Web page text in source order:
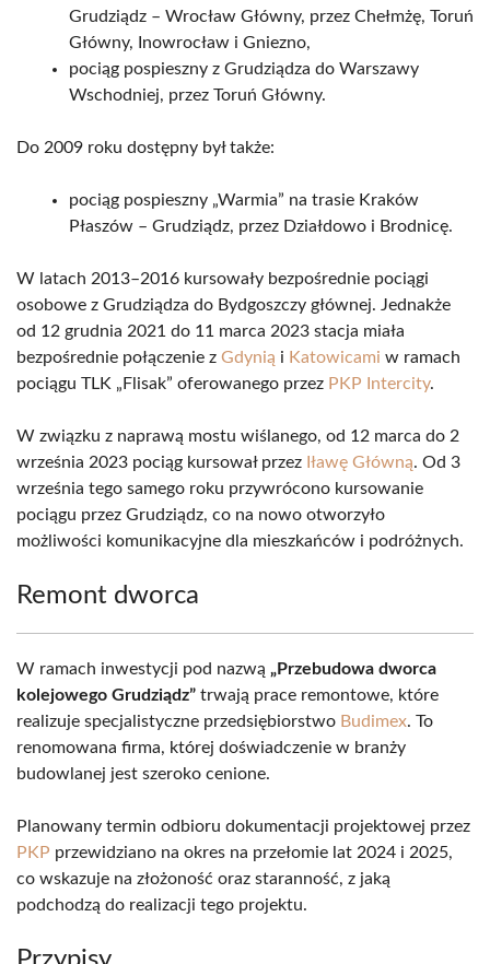
Grudziądz – Wrocław Główny, przez Chełmżę, Toruń
Główny, Inowrocław i Gniezno,
pociąg pospieszny z Grudziądza do Warszawy
Wschodniej, przez Toruń Główny.
Do 2009 roku dostępny był także:
pociąg pospieszny „Warmia” na trasie Kraków
Płaszów – Grudziądz, przez Działdowo i Brodnicę.
W latach 2013–2016 kursowały bezpośrednie pociągi
osobowe z Grudziądza do Bydgoszczy głównej. Jednakże
od 12 grudnia 2021 do 11 marca 2023 stacja miała
bezpośrednie połączenie z Gdynią i Katowicami w ramach
pociągu TLK „Flisak” oferowanego przez PKP Intercity.
W związku z naprawą mostu wiślanego, od 12 marca do 2
września 2023 pociąg kursował przez Iławę Główną. Od 3
września tego samego roku przywrócono kursowanie
pociągu przez Grudziądz, co na nowo otworzyło
możliwości komunikacyjne dla mieszkańców i podróżnych.
Remont dworca
W ramach inwestycji pod nazwą „Przebudowa dworca
kolejowego Grudziądz” trwają prace remontowe, które
realizuje specjalistyczne przedsiębiorstwo Budimex. To
renomowana firma, której doświadczenie w branży
budowlanej jest szeroko cenione.
Planowany termin odbioru dokumentacji projektowej przez
PKP przewidziano na okres na przełomie lat 2024 i 2025,
co wskazuje na złożoność oraz staranność, z jaką
podchodzą do realizacji tego projektu.